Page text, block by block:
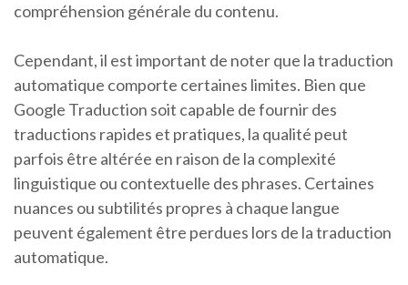
compréhension générale du contenu.
Cependant, il est important de noter que la traduction
automatique comporte certaines limites. Bien que
Google Traduction soit capable de fournir des
traductions rapides et pratiques, la qualité peut
parfois être altérée en raison de la complexité
linguistique ou contextuelle des phrases. Certaines
nuances ou subtilités propres à chaque langue
peuvent également être perdues lors de la traduction
automatique.